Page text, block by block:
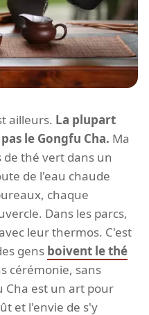
ailleurs. La plupart
le Gongfu Cha. Ma
thé vert dans un
de l'eau chaude
chaque
Dans les parcs,
leur thermos. C'est
gens boivent le thé
cérémonie, sans
Cha est un art pour
et l'envie de s'y